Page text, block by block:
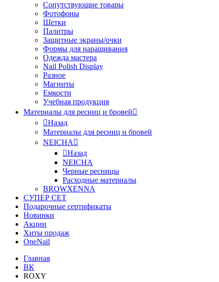
Сопутствующие товары
Фотофоны
Щетки
Палитры
Защитные экраны/очки
Формы для наращивания
Одежда мастера
Nail Polish Display
Разное
Магниты
Емкости
Учебная продукция
Материалы для ресниц и бровей
Назад
Материалы для ресниц и бровей
NEICHA
Назад
NEICHA
Черные ресницы
Расходные материалы
BROWXENNA
СУПЕР СЕТ
Подарочные сертификаты
Новинки
Акции
Хиты продаж
OneNail
Главная
ВК
ROXY